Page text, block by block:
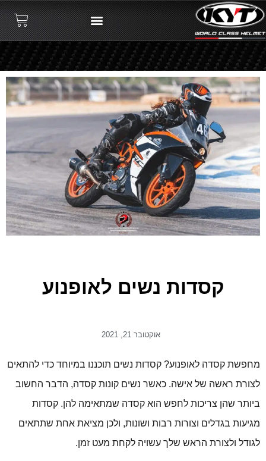
קסדות נשים לאופנוע
אוקטובר 21, 2021
מחפשת קסדה לאופנוע? קסדות נשים תוכננו במיוחד כדי להתאים
לצורת ראשה של אישה. כאשר נשים קונות קסדה, הדבר החשוב
ביותר שהן צריכות לחפש הוא קסדה שמתאימה להן. קסדות
מגיעות בגדלים וצורות רבות ושונות, ולכן מציאת אחת שתתאים
לגודל ולצורת הראש שלך עשויה לקחת מעט זמן.